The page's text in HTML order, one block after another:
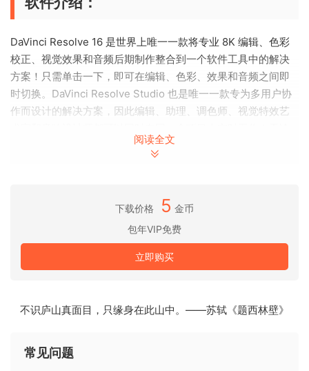
DaVinci Resolve 16 是世界上唯一一款将专业 8K 编辑、色彩
校正、视觉效果和音频后期制作整合到一个软件工具中的解决
方案！只需单击一下，即可在编辑、色彩、效果和音频之间即
时切换。DaVinci Resolve Studio 也是唯一一款专为多用户协
作而设计的解决方案，因此编辑、助理、调色师、视觉特效艺
您是个人艺术家，还是大型协作团队的一员，您都很容易理解
快拍页面隆重推出！
新的编辑功能
新的 Fusion VFX 功能
新的协作功能
NVIDIA/AMD/Intel GPU 驱动程序版本
阅读全文
下载价格 5 金币
包年VIP免费
立即购买
不识庐山真面目，只缘身在此山中。——苏轼《题西林壁》
常见问题